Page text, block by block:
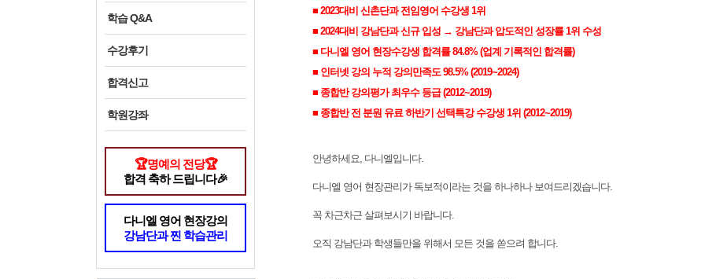
학습 Q&A
수강후기
합격신고
학원강좌
🏆명예의 전당🏆
합격 축하 드립니다🎉
다니엘 영어 현장강의
강남단과 찐 학습관리
■ 2023대비 신촌단과 전임영어 수강생 1위
■ 2024대비 강남단과 신규 입성 → 강남단과 압도적인 성장률 1위 수성
■ 다니엘 영어 현장수강생 합격률 84.8% (업계 기록적인 합격률)
■ 인터넷 강의 누적 강의만족도 98.5% (2019~2024)
■ 종합반 강의평가 최우수 등급 (2012~2019)
■ 종합반 전 분원 유료 하반기 선택특강 수강생 1위 (2012~2019)
안녕하세요, 다니엘입니다.
다니엘 영어 현장관리가 독보적이라는 것을 하나하나 보여드리겠습니다.
꼭 차근차근 살펴보시기 바랍니다.
오직 강남단과 학생들만을 위해서 모든 것을 쏟으려 합니다.